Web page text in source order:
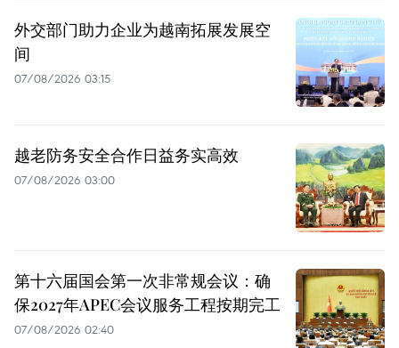
外交部门助力企业为越南拓展发展空
间
07/08/2026 03:15
越老防务安全合作日益务实高效
07/08/2026 03:00
第十六届国会第一次非常规会议：确
保2027年APEC会议服务工程按期完工
07/08/2026 02:40